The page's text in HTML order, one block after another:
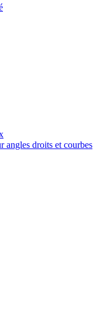
angles droits et courbes